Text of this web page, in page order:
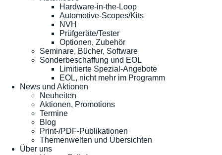
Hardware-in-the-Loop
Automotive-Scopes/Kits
NVH
Prüfgeräte/Tester
Optionen, Zubehör
Seminare, Bücher, Software
Sonderbeschaffung und EOL
Limitierte Spezial-Angebote
EOL, nicht mehr im Programm
News und Aktionen
Neuheiten
Aktionen, Promotions
Termine
Blog
Print-/PDF-Publikationen
Themenwelten und Übersichten
Über uns